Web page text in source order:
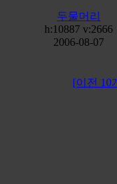
두물머리
h:10887 v:2666
2006-08-07
[이전 10